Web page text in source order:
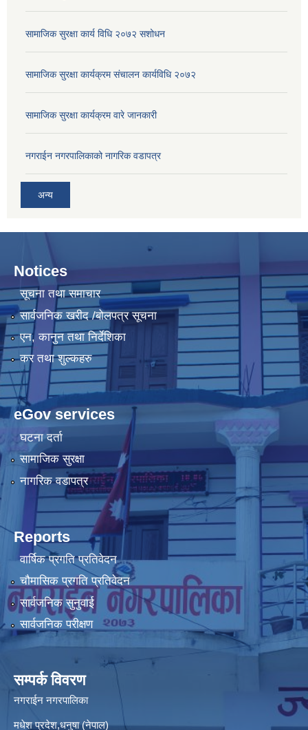
सामाजिक सुरक्षा कार्य विधि २०७२ स‌शोधन
सामाजिक सुरक्षा कार्यक्रम संचालन कार्यविधि २०७२
सामाजिक सुरक्षा कार्यक्रम वारे जानकारी
नगराईन नगरपालिकाको नागरिक वडापत्र
अन्य
Notices
सूचना तथा समाचार
सार्वजनिक खरीद /बोलपत्र सूचना
एन, कानुन तथा निर्देशिका
कर तथा शुल्कहरु
eGov services
घटना दर्ता
सामाजिक सुरक्षा
नागरिक वडापत्र
Reports
वार्षिक प्रगति प्रतिवेदन
चौमासिक प्रगति प्रतिवेदन
सार्वजनिक सुनुवाई
सार्वजनिक परीक्षण
सम्पर्क विवरण
नगराईन नगरपालिका
मधेश प्रदेश,धनुषा (नेपाल)